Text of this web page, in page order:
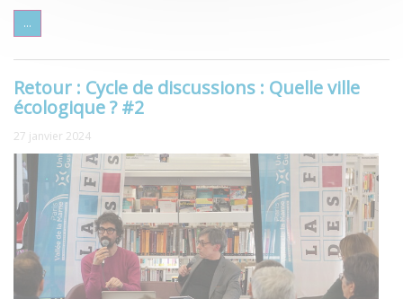
...
Retour : Cycle de discussions : Quelle ville
écologique ? #2
27 janvier 2024